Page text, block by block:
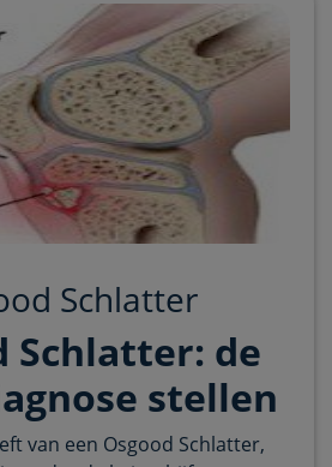
Schlatter
Schlatter: de
stellen
van een Osgood Schlatter,